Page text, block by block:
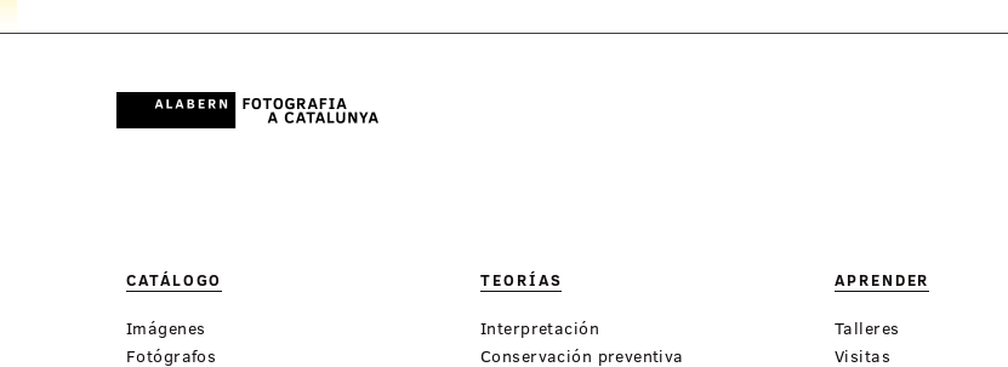
CATÁLOGO
Imágenes
Fotógrafos
TEORÍAS
Interpretación
Conservación preventiva
APRENDER
Talleres
Visitas